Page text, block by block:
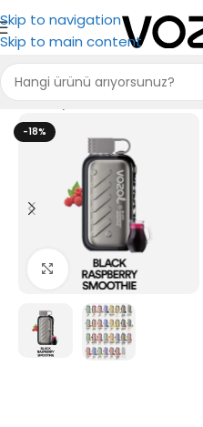
Skip to navigation
Skip to main content
Ana Sayfa Puff Bar
-18%
Büyütmek için tıkla